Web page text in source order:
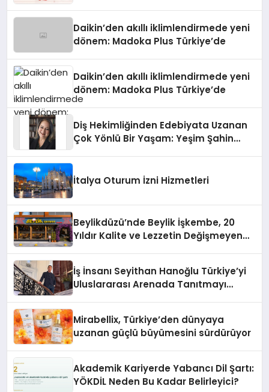
Daikin’den akıllı iklimlendirmede yeni
dönem: Madoka Plus Türkiye’de
Daikin’den akıllı iklimlendirmede yeni
dönem: Madoka Plus Türkiye’de
Diş Hekimliğinden Edebiyata Uzanan
Çok Yönlü Bir Yaşam: Yeşim Şahin
İtalya Oturum İzni Hizmetleri
Beylikdüzü’nde Beylik İşkembe, 20
Yıldır Kalite ve Lezzetin Değişmeyen
İş İnsanı Seyithan Hanoğlu Türkiye’yi
Uluslararası Arenada Tanıtmayı
Mirabellix, Türkiye’den dünyaya
uzanan güçlü büyümesini sürdürüyor
Akademik Kariyerde Yabancı Dil Şartı:
YÖKDİL Neden Bu Kadar Belirleyici?